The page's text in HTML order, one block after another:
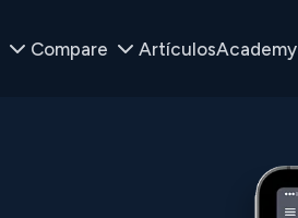
Compare ArtículosAcademy